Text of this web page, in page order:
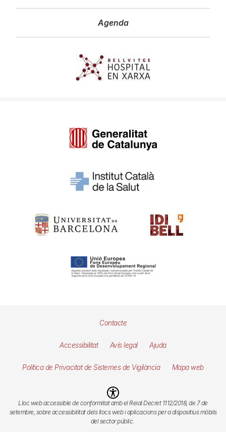
Agenda
Contacte
Accessibilitat Avís legal Ajuda
Política de Privacitat de Sistemes de Vigilància Mapa web
Imagen
Lloc web accessible de conformitat amb el Reial Decret 1112/2018, de 7 de
setembre, sobre accessibilitat dels llocs web i aplicacions per a dispositius mòbils
del sector públic.